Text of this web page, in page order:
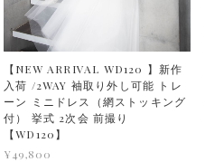
【NEW ARRIVAL WD120 】新作
入荷 /2WAY 袖取り外し可能 トレ
ーン ミニドレス（網ストッキング
付） 挙式 2次会 前撮り
【WD120】
¥49,800